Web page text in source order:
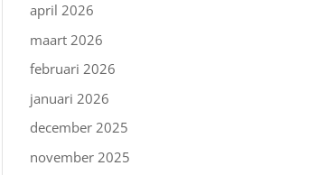
april 2026
maart 2026
februari 2026
januari 2026
december 2025
november 2025